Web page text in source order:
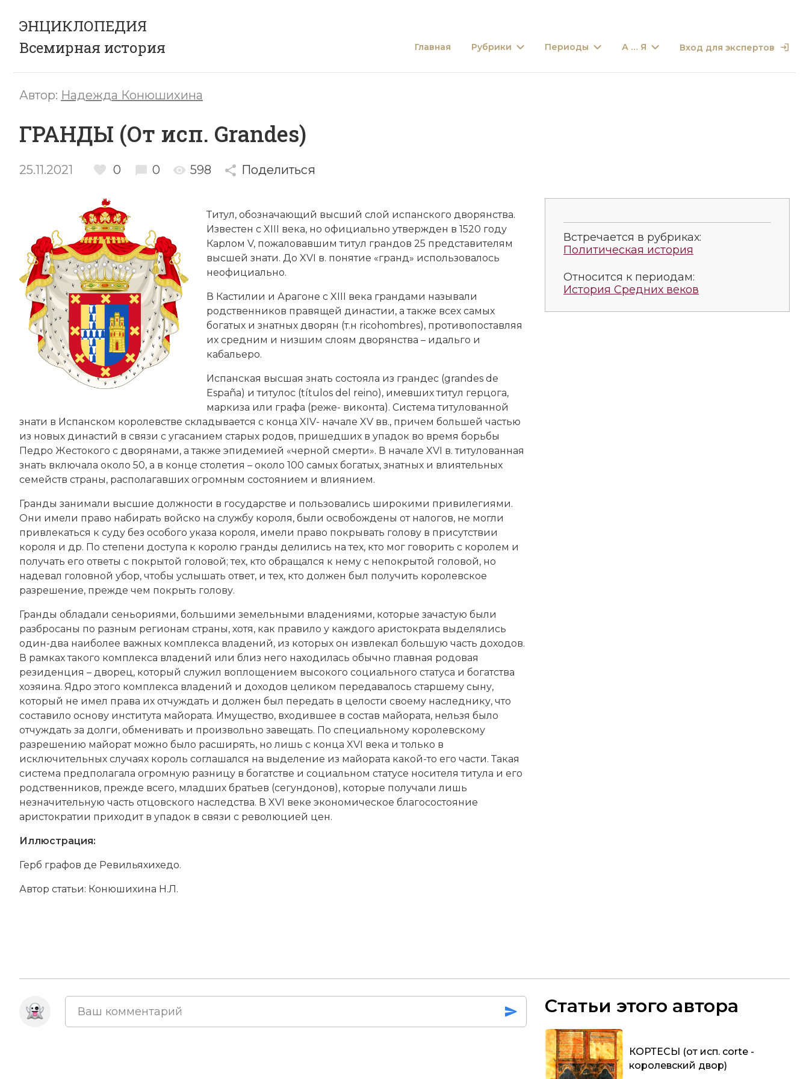
ЭНЦИКЛОПЕДИЯ
Всемирная история
Главная Рубрики Периоды А … Я Вход для экспертов
Автор: Надежда Конюшихина
ГРАНДЫ (От исп. Grandes)
25.11.2021 0 0 598 Поделиться
Титул, обозначающий высший слой испанского дворянства.
Известен с XIII века, но официально утвержден в 1520 году
Карлом V, пожаловавшим титул грандов 25 представителям
высшей знати. До XVI в. понятие «гранд» использовалось
неофициально.
В Кастилии и Арагоне с XIII века грандами называли
родственников правящей династии, а также всех самых
богатых и знатных дворян (т.н ricohombres), противопоставляя
их средним и низшим слоям дворянства – идальго и
кабальеро.
Испанская высшая знать состояла из грандес (grandes de
España) и титулос (títulos del reino), имевших титул герцога,
маркиза или графа (реже- виконта). Система титулованной
знати в Испанском королевстве складывается с конца XIV- начале XV вв., причем большей частью
из новых династий в связи с угасанием старых родов, пришедших в упадок во время борьбы
Педро Жестокого с дворянами, а также эпидемией «черной смерти». В начале XVI в. титулованная
знать включала около 50, а в конце столетия – около 100 самых богатых, знатных и влиятельных
семейств страны, располагавших огромным состоянием и влиянием.
Гранды занимали высшие должности в государстве и пользовались широкими привилегиями.
Они имели право набирать войско на службу короля, были освобождены от налогов, не могли
привлекаться к суду без особого указа короля, имели право покрывать голову в присутствии
короля и др. По степени доступа к королю гранды делились на тех, кто мог говорить с королем и
получать его ответы с покрытой головой; тех, кто обращался к нему с непокрытой головой, но
надевал головной убор, чтобы услышать ответ, и тех, кто должен был получить королевское
разрешение, прежде чем покрыть голову.
Гранды обладали сеньориями, большими земельными владениями, которые зачастую были
разбросаны по разным регионам страны, хотя, как правило у каждого аристократа выделялись
один-два наиболее важных комплекса владений, из которых он извлекал большую часть доходов.
В рамках такого комплекса владений или близ него находилась обычно главная родовая
резиденция – дворец, который служил воплощением высокого социального статуса и богатства
хозяина. Ядро этого комплекса владений и доходов целиком передавалось старшему сыну,
который не имел права их отчуждать и должен был передать в целости своему наследнику, что
составило основу института майората. Имущество, входившее в состав майората, нельзя было
отчуждать за долги, обменивать и произвольно завещать. По специальному королевскому
разрешению майорат можно было расширять, но лишь с конца XVI века и только в
исключительных случаях король соглашался на выделение из майората какой-то его части. Такая
система предполагала огромную разницу в богатстве и социальном статусе носителя титула и его
родственников, прежде всего, младших братьев (сегундонов), которые получали лишь
незначительную часть отцовского наследства. В XVI веке экономическое благосостояние
аристократии приходит в упадок в связи с революцией цен.
Иллюстрация:
Герб графов де Ревильяхихедо.
Автор статьи: Конюшихина Н.Л.
Встречается в рубриках:
Политическая история
Относится к периодам:
История Средних веков
Статьи этого автора
КОРТЕСЫ (от исп. corte -
королевский двор)